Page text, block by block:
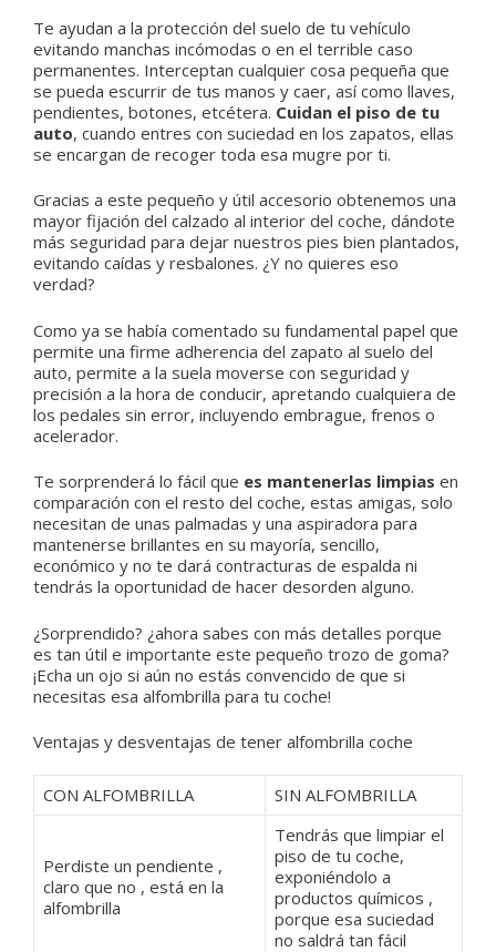
Te ayudan a la protección del suelo de tu vehículo
evitando manchas incómodas o en el terrible caso
permanentes. Interceptan cualquier cosa pequeña que
se pueda escurrir de tus manos y caer, así como llaves,
pendientes, botones, etcétera. Cuidan el piso de tu
auto, cuando entres con suciedad en los zapatos, ellas
se encargan de recoger toda esa mugre por ti.
Gracias a este pequeño y útil accesorio obtenemos una
mayor fijación del calzado al interior del coche, dándote
más seguridad para dejar nuestros pies bien plantados,
evitando caídas y resbalones. ¿Y no quieres eso
verdad?
Como ya se había comentado su fundamental papel que
permite una firme adherencia del zapato al suelo del
auto, permite a la suela moverse con seguridad y
precisión a la hora de conducir, apretando cualquiera de
los pedales sin error, incluyendo embrague, frenos o
acelerador.
Te sorprenderá lo fácil que es mantenerlas limpias en
comparación con el resto del coche, estas amigas, solo
necesitan de unas palmadas y una aspiradora para
mantenerse brillantes en su mayoría, sencillo,
económico y no te dará contracturas de espalda ni
tendrás la oportunidad de hacer desorden alguno.
¿Sorprendido? ¿ahora sabes con más detalles porque
es tan útil e importante este pequeño trozo de goma?
¡Echa un ojo si aún no estás convencido de que si
necesitas esa alfombrilla para tu coche!
Ventajas y desventajas de tener alfombrilla coche
CON ALFOMBRILLA SIN ALFOMBRILLA
Perdiste un pendiente ,
claro que no , está en la
alfombrilla
Tendrás que limpiar el
piso de tu coche,
exponiéndolo a
productos químicos ,
porque esa suciedad
no saldrá tan fácil